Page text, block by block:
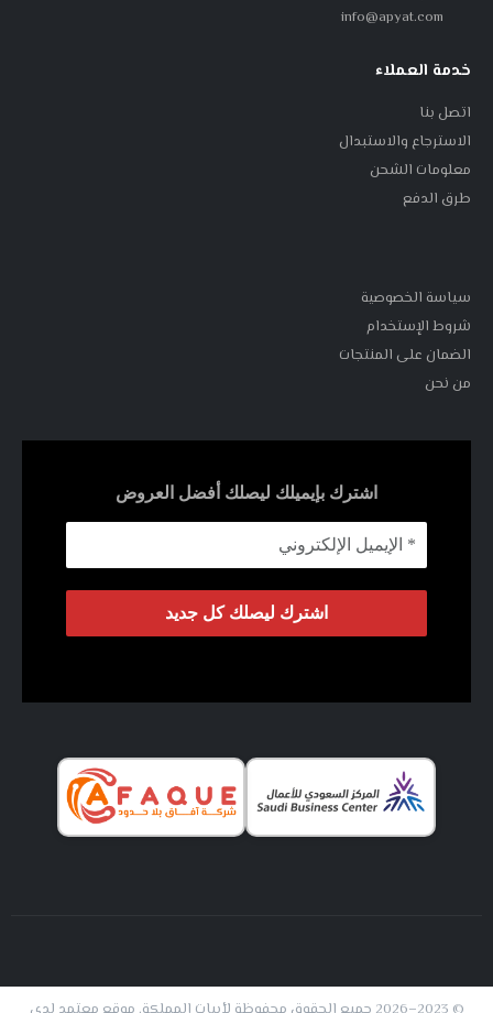
info@apyat.com
خدمة العملاء
اتصل بنا
الاسترجاع والاستبدال
معلومات الشحن
طرق الدفع
سياسة الخصوصية
شروط الإستخدام
الضمان على المنتجات
من نحن
اشترك بإيميلك ليصلك أفضل العروض